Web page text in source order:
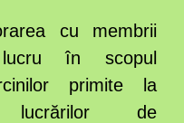
cu membrii
în scopul
primite la
lucrărilor de